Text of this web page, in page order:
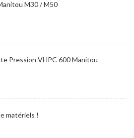
M30 / M50
Pression VHPC 600 Manitou
matériels !